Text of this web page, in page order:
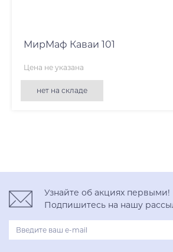
МирМаф Каваи 101
Цена не указана
нет на складе
Узнайте об акциях первыми!
Подпишитесь на нашу